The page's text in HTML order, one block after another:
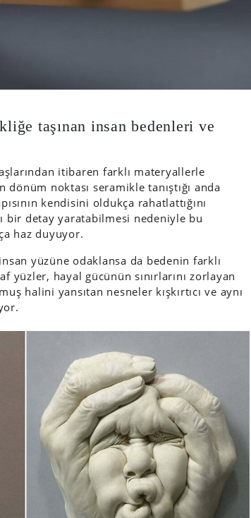
taşınan insan bedenleri ve
itibaren farklı materyallerle
noktası seramikle tanıştığı anda
kendisini oldukça rahatlattığını
bir detay yaratabilmesi nedeniyle bu
haz duyuyor.
yüzüne odaklansa da bedenin farklı
hayal gücünün sınırlarını zorlayan
halini yansıtan nesneler kışkırtıcı ve aynı